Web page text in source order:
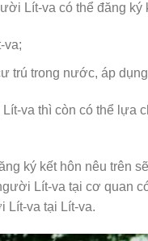
Lít-va có thể đăng ký
va;
trú trong nước, áp
va thì còn có thể lựa
ký kết hôn nêu trên
Lít-va tại cơ quan
Lít-va tại Lít-va.